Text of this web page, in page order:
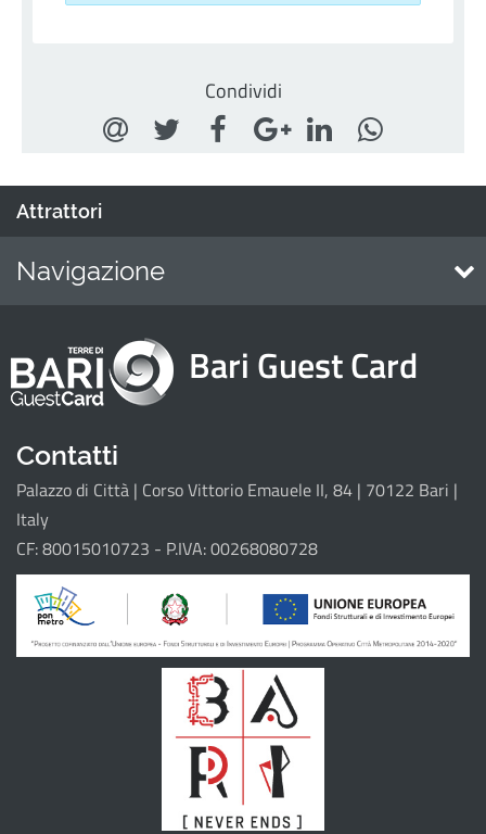
Condividi
Attrattori
Navigazione
Attrattori
Eventi
Itinerari
Il progetto
Bari Guest Card
Contatti
Palazzo di Città | Corso Vittorio Emauele II, 84 | 70122 Bari |
Italy
CF: 80015010723 - P.IVA: 00268080728